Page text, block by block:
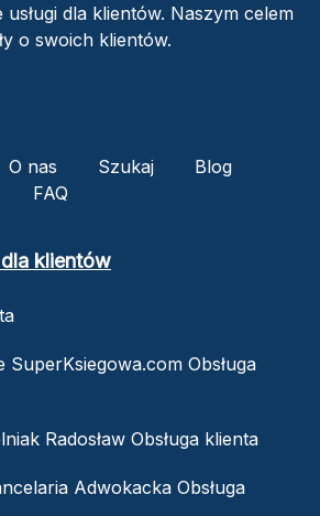
dla klientów. Naszym celem
o swoich klientów.
O nas Szukaj
Blog
FAQ
dla klientów
Obsługa
Radosław Obsługa klienta
Adwokacka Obsługa